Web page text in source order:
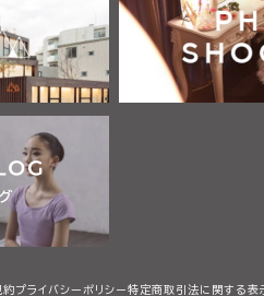
約プライバシーポリシー特定商取引法に関する表